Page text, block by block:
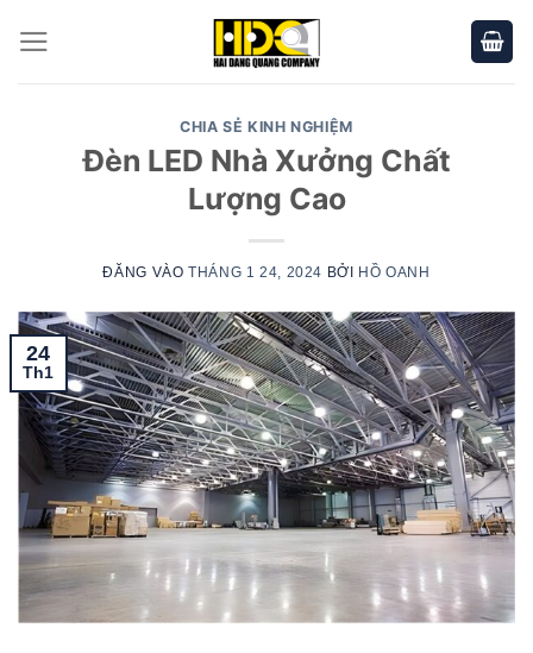
qua
CHIA SẺ KINH NGHIỆM
Đèn LED Nhà Xưởng Chất
Lượng Cao
ĐĂNG VÀOTHÁNG 1 24, 2024 BỞI HỒ OANH
24
Th1